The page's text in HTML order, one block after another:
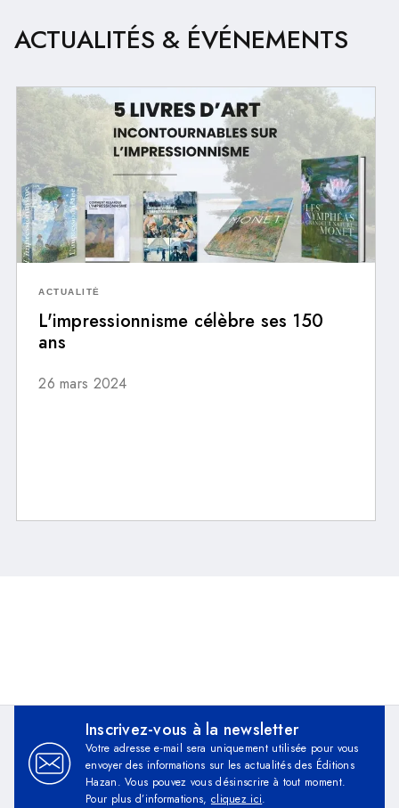
ACTUALITÉS & ÉVÉNEMENTS
ACTUALITÉ
L'impressionnisme célèbre ses 150
ans
26 mars 2024
Inscrivez-vous à la newsletter
Votre adresse e-mail sera uniquement utilisée pour vous
envoyer des informations sur les actualités des Éditions
Hazan. Vous pouvez vous désinscrire à tout moment.
Pour plus d’informations, cliquez ici.